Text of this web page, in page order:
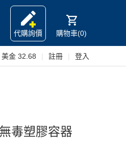
代購詢價
購物車(0)
美金 32.68 註冊 登入
毒塑膠容器